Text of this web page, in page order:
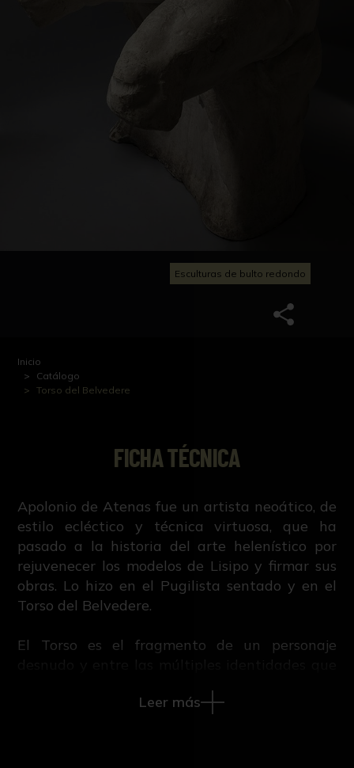
Esculturas de bulto redondo
Inicio
Catálogo
Torso del Belvedere
FICHA TÉCNICA
Apolonio de Atenas fue un artista neoático, de
estilo ecléctico y técnica virtuosa, que ha
pasado a la historia del arte helenístico por
rejuvenecer los modelos de Lisipo y firmar sus
obras. Lo hizo en el Pugilista sentado y en el
Torso del Belvedere.
El Torso es el fragmento de un personaje
cobrar fuerza la que le asocia con el legendario
Leer más